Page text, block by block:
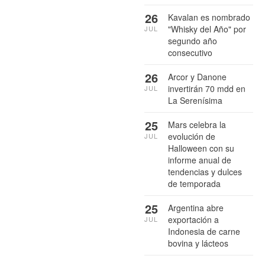
Kavalan es nombrado
"Whisky del Año" por
segundo año
consecutivo
26
JUL
Arcor y Danone
invertirán 70 mdd en
La Serenísima
26
JUL
Mars celebra la
evolución de
Halloween con su
informe anual de
tendencias y dulces
de temporada
25
JUL
Argentina abre
exportación a
Indonesia de carne
bovina y lácteos
25
JUL